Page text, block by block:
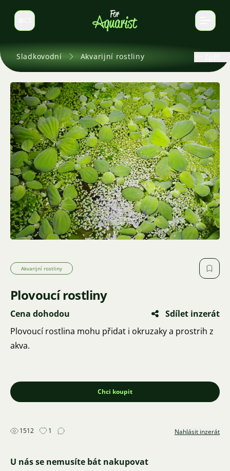
Select language
Sladkovodní Akvarijní rostliny
Akvarijní rostliny
Plovoucí rostliny
Cena dohodou
Sdílet inzerát
Plovoucí rostlina mohu přidat i okruzaky a prostrih z
akva.
Chci koupit
1512 1 Nahlásit inzerát
U nás se nemusíte bát nakupovat